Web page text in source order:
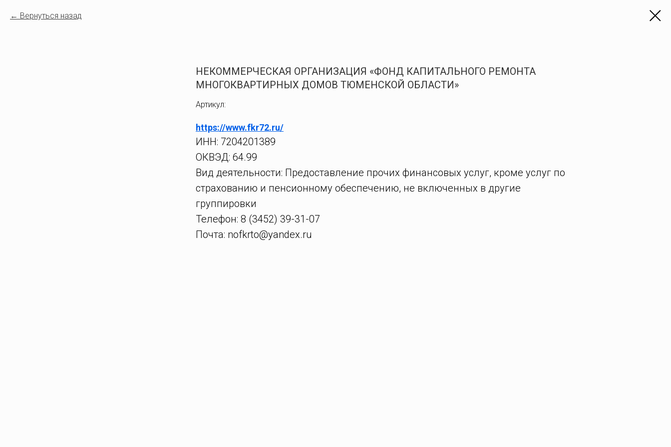
Вернуться назад
НЕКОММЕРЧЕСКАЯ ОРГАНИЗАЦИЯ «ФОНД КАПИТАЛЬНОГО РЕМОНТА
МНОГОКВАРТИРНЫХ ДОМОВ ТЮМЕНСКОЙ ОБЛАСТИ»
Артикул:
https://www.fkr72.ru/
ИНН: 7204201389
ОКВЭД: 64.99
Вид деятельности: Предоставление прочих финансовых услуг, кроме услуг по
страхованию и пенсионному обеспечению, не включенных в другие
группировки
Телефон: 8 (3452) 39-31-07
Почта: nofkrto@yandex.ru